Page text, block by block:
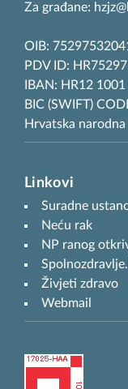
Za građane:
OIB:
PDV ID:
IBAN: HR12
BIC (SWIFT)
Hrvatska narodna
Linkovi
Suradne
Neću rak
NP ranog
Živjeti zdravo
Webmail